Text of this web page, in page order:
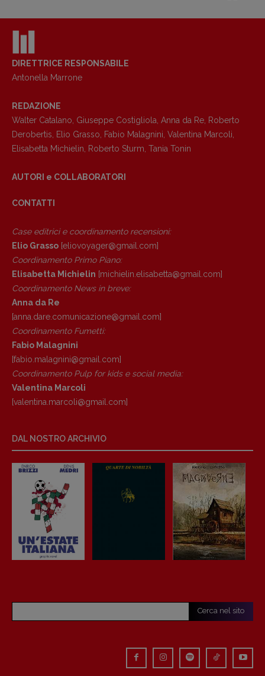
Associazione Pulp Magazine – registrazione
DIRETTRICE RESPONSABILE
Antonella Marrone
REDAZIONE
Walter Catalano Giuseppe Costigliola Anna da Re Roberto
Derobertis
Elio Grasso Fabio Malagnini Valentina Marcoli
Elisabetta Michielin
Roberto Sturm Tania Tonin
AUTORI e COLLABORATORI
CONTATTI
Case editrici e coordinamento recensioni:
Elio Grasso [eliovoyager@gmail.com]
Coordinamento Primo Piano:
Elisabetta Michielin [michielin.elisabetta@gmail.com]
Coordinamento News in breve:
Anna da Re
[anna.dare.comunicazione@gmail. com]
Coordinamento Fumetti:
Fabio Malagnini
[fabio.malagnini@gmail. com]
Coordinamento Pulp for kids e social media:
Valentina Marcoli
[valentina.marcoli@gmail. com]
DAL NOSTRO ARCHIVIO
Cerca nel sito